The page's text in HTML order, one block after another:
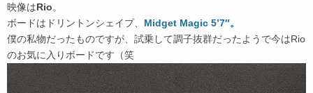
映像はRio。
ボードはドリントンシェイプ、 Midget Magic 5’7″。
僕の私物だったものですが、試乗して調子抜群だったようで今はRio
のお気に入りボードです（笑